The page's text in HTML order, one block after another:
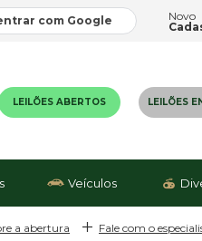
com Google
Novo
LEILÕESABERTOS LEILÕES
Veículos
a abertura Fale com o